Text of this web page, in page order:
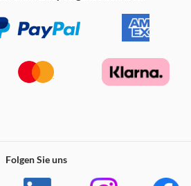
Folgen Sie uns